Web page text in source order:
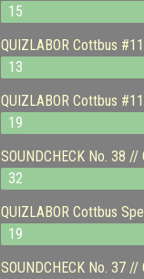
15
QUIZLABOR Cottbus
13
QUIZLABOR Cottbus
19
SOUNDCHECK No. 38
32
QUIZLABOR Cottbus
19
SOUNDCHECK No. 37